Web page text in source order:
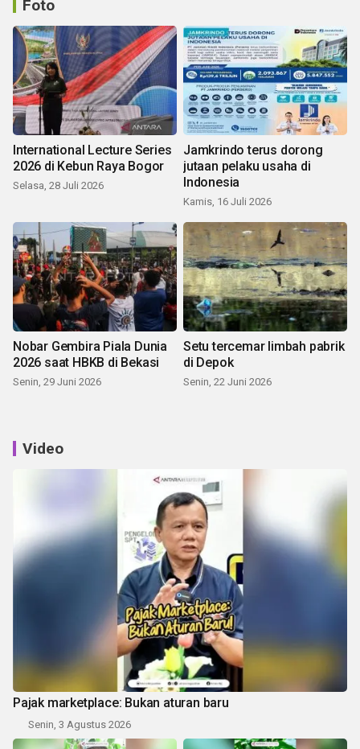
Foto
International Lecture Series
2026 di Kebun Raya Bogor
Selasa, 28 Juli 2026
Jamkrindo terus dorong
jutaan pelaku usaha di
Indonesia
Kamis, 16 Juli 2026
Nobar Gembira Piala Dunia
2026 saat HBKB di Bekasi
Senin, 29 Juni 2026
Setu tercemar limbah pabrik
di Depok
Senin, 22 Juni 2026
Video
Pajak marketplace: Bukan aturan baru
Senin, 3 Agustus 2026